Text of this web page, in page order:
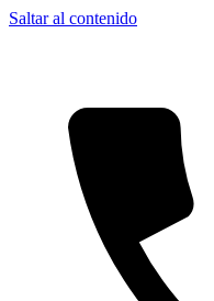
Saltar al contenido